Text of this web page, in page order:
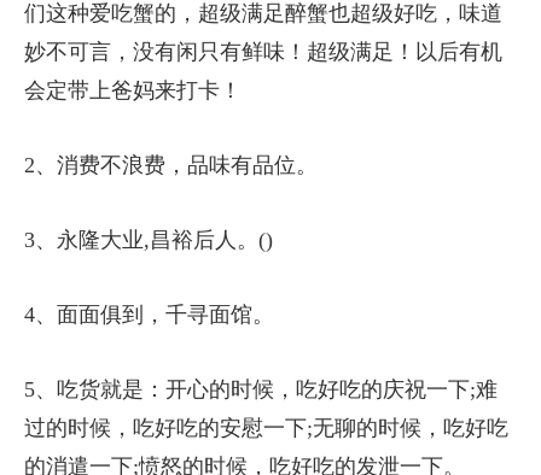
们这种爱吃蟹的，超级满足醉蟹也超级好吃，味道
妙不可言，没有闲只有鲜味！超级满足！以后有机
会定带上爸妈来打卡！
2、消费不浪费，品味有品位。
3、永隆大业,昌裕后人。()
4、面面俱到，千寻面馆。
5、吃货就是：开心的时候，吃好吃的庆祝一下;难
过的时候，吃好吃的安慰一下;无聊的时候，吃好吃
的消遣一下;愤怒的时候，吃好吃的发泄一下。